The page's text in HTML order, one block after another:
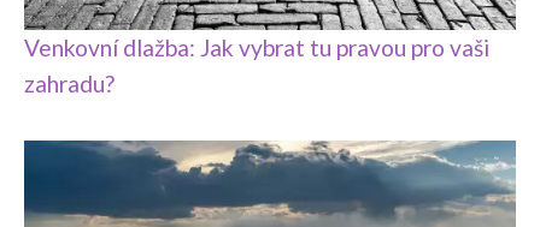
Venkovní dlažba: Jak vybrat tu pravou pro vaši
zahradu?